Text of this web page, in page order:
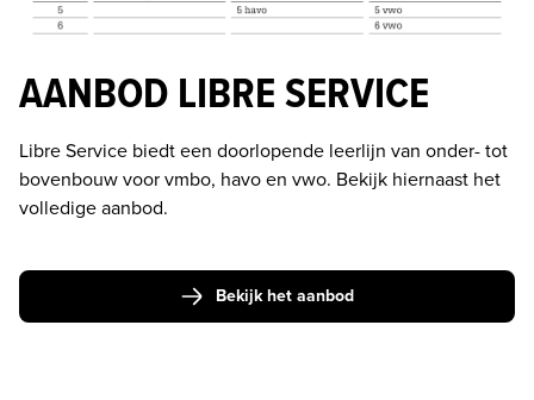
AANBOD LIBRE SERVICE
Libre Service biedt een doorlopende leerlijn van onder- tot
bovenbouw voor vmbo, havo en vwo. Bekijk hiernaast het
volledige aanbod.
Bekijk het aanbod